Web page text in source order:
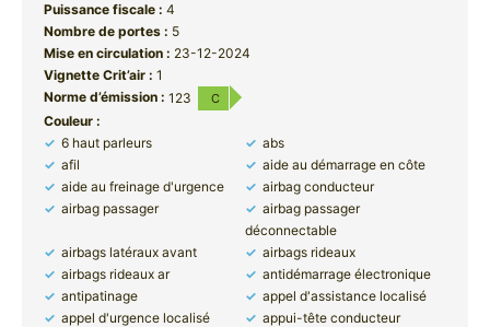
Puissance fiscale : 4
Nombre de portes : 5
Mise en circulation : 23-12-2024
Vignette Crit’air : 1
Norme d’émission : 123 C
Couleur :
6 haut parleurs
abs
afil
aide au démarrage en côte
aide au freinage d'urgence
airbag conducteur
airbag passager
airbag passager
déconnectable
airbags latéraux avant
airbags rideaux
airbags rideaux ar
antidémarrage électronique
antipatinage
appel d'assistance localisé
appel d'urgence localisé
appui-tête conducteur